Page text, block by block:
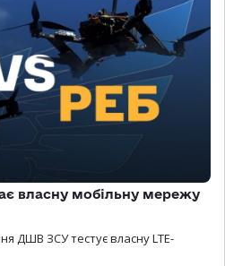
власну мобільну мережу
ДШВ ЗСУ тестує власну LTE-